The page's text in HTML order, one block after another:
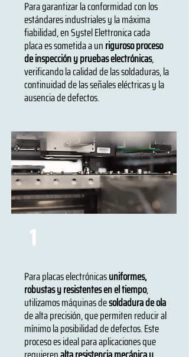
Para garantizar la conformidad con los
estándares industriales y la máxima
fiabilidad, en Systel Elettronica cada
placa es sometida a unriguroso proceso
de inspección y pruebas electrónicas,
verificando la calidad de las soldaduras, la
continuidad de las señales eléctricas y la
ausencia de defectos.
1
Para placas electrónicasuniformes,
robustas y resistentes en el tiempo,
utilizamos máquinas desoldadura de ola
de alta precisión, que permiten reducir al
mínimo la posibilidad de defectos. Este
proceso es ideal para aplicaciones que